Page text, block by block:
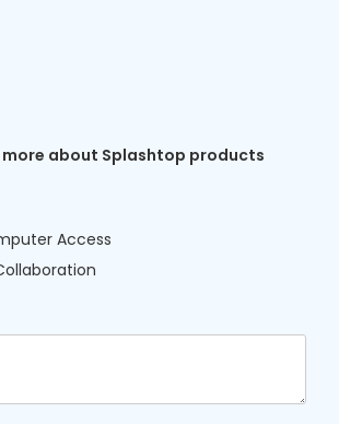
more about Splashtop products
Access